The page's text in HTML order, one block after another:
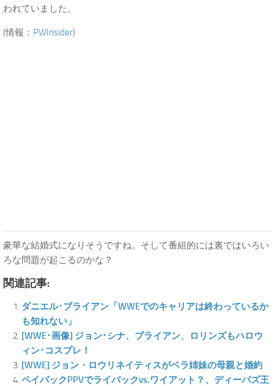
われていました。
(情報： PWInsider)
豪華な結婚式になりそうですね。そして番組的には裏ではいろい
ろな問題が起こるのかな？
関連記事:
ダニエル･ブライアン「WWEでのキャリアは終わっているか
も知れない」
[WWE･画像] ジョン･シナ、ブライアン、ロリンズもハロウ
ィン･コスプレ！
[WWE] ジョン・ロウリネイティスがベラ姉妹の母親と婚約
ペイバックPPVでライバックvs.ワイアット？、ディーバズ王